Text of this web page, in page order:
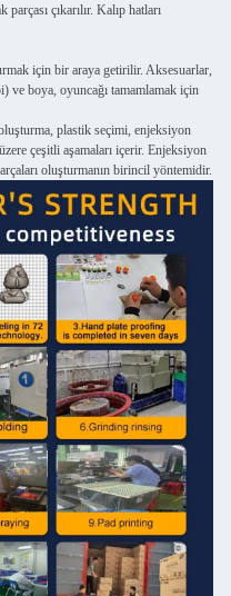
çıkarılır. Kalıp hatları
için bir araya getirilir. Aksesuarlar,
ve boya, oyuncağı tamamlamak için
plastik seçimi, enjeksiyon
çeşitli aşamaları içerir. Enjeksiyon
oluşturmanın birincil yöntemidir.